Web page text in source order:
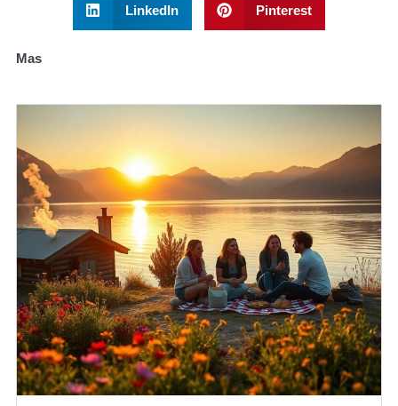
LinkedIn Pinterest
Mas